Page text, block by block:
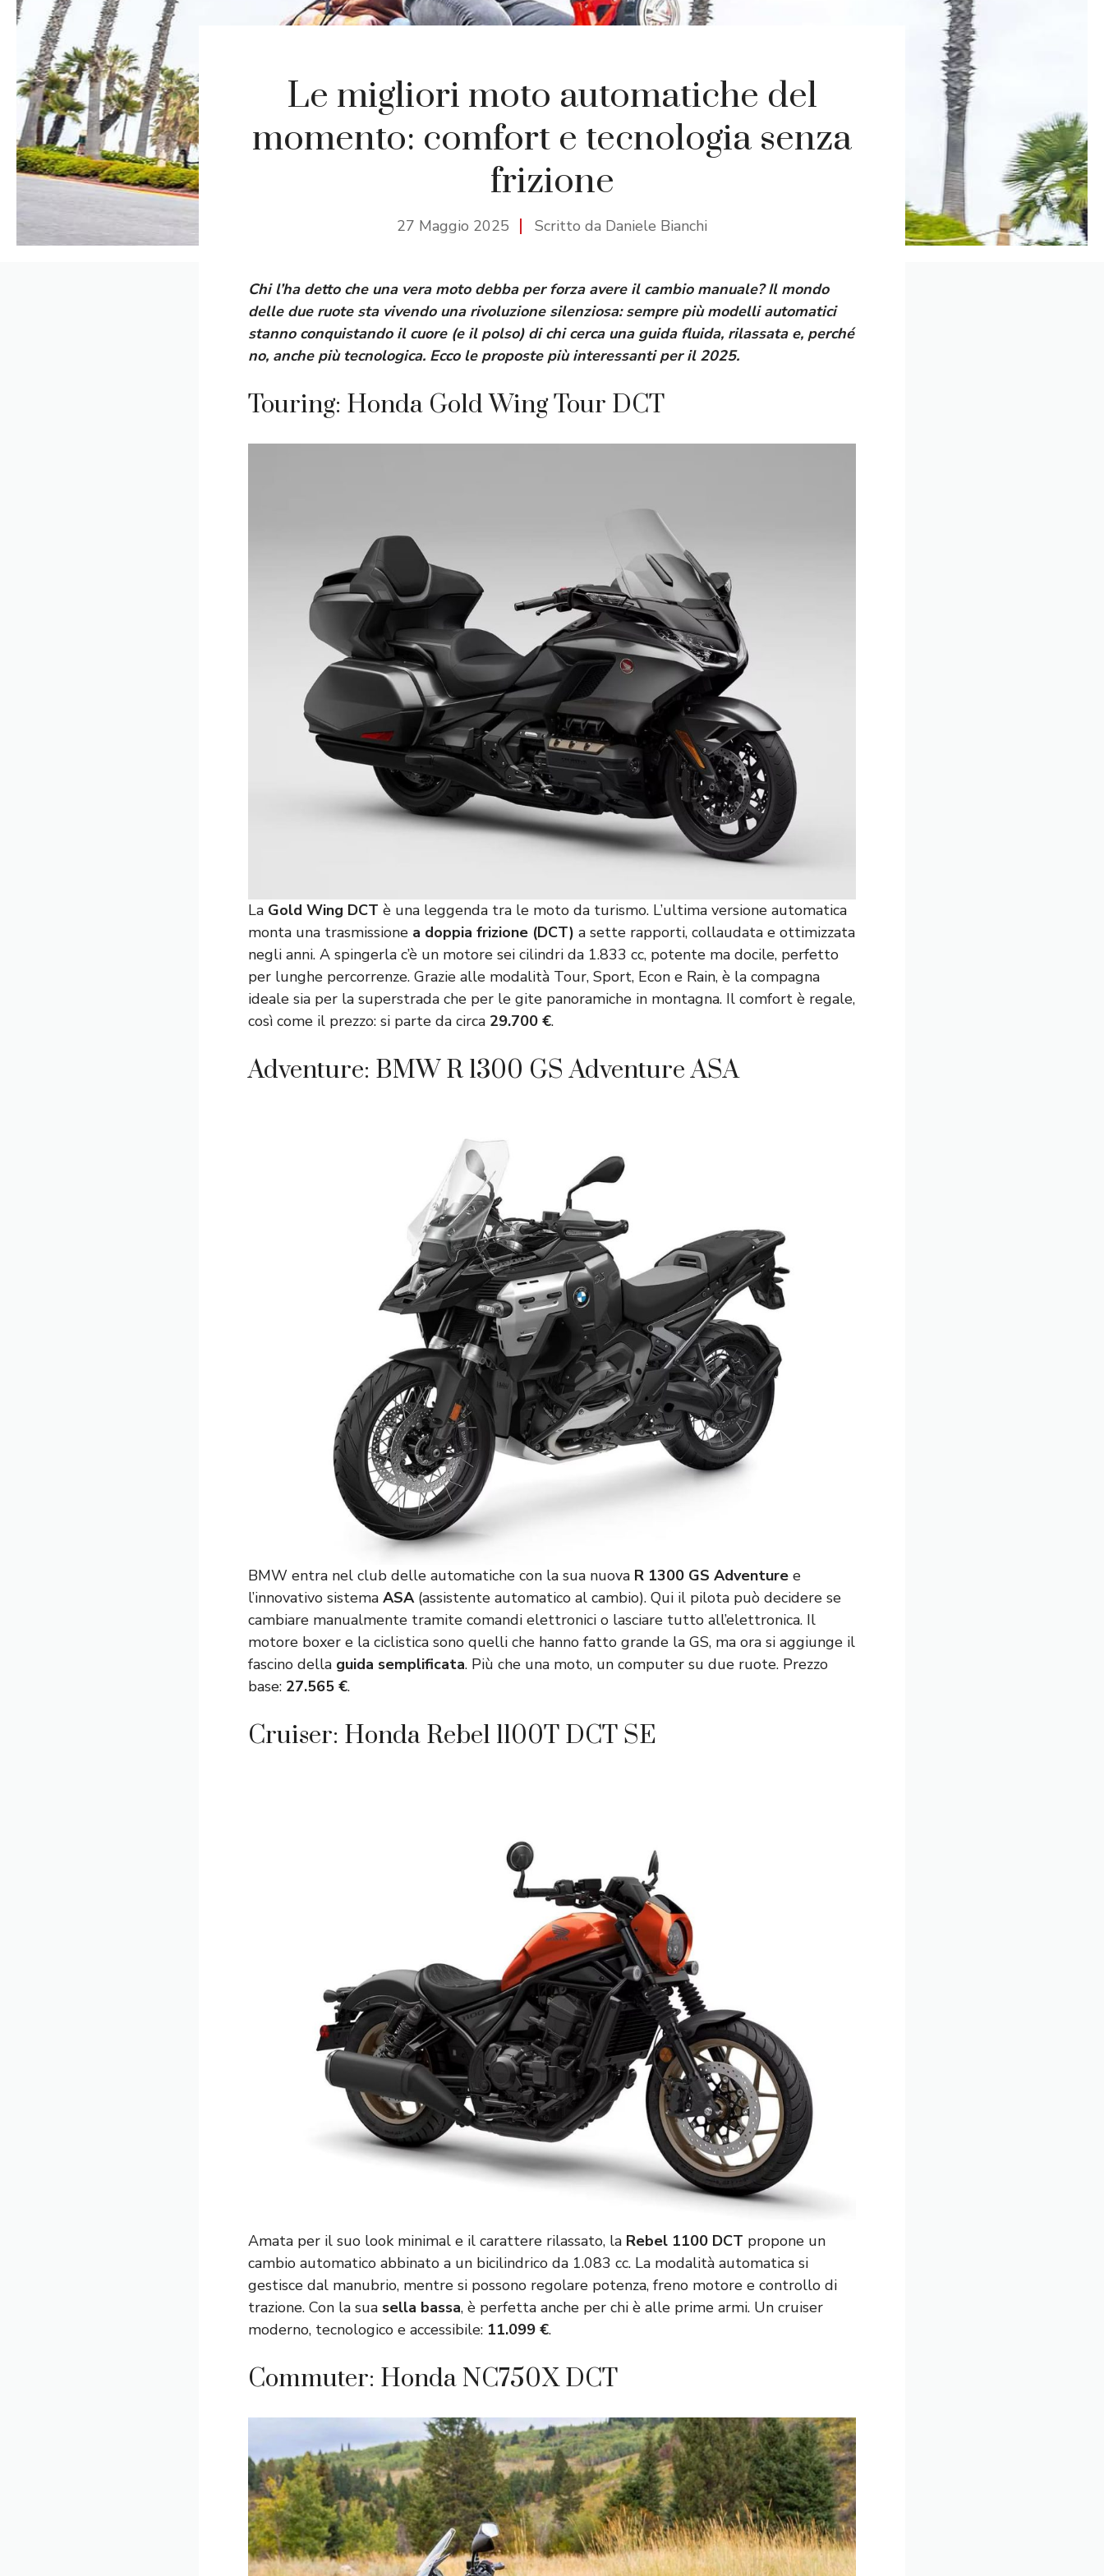
Le migliori moto automatiche del
momento: comfort e tecnologia senza
frizione
27 Maggio 2025 Scritto da Daniele Bianchi
Chi l’ha detto che una vera moto debba per forza avere il cambio manuale? Il mondo
delle due ruote sta vivendo una rivoluzione silenziosa: sempre più modelli automatici
stanno conquistando il cuore (e il polso) di chi cerca una guida fluida, rilassata e, perché
no, anche più tecnologica. Ecco le proposte più interessanti per il 2025.
Touring: Honda Gold Wing Tour DCT
La Gold Wing DCT è una leggenda tra le moto da turismo. L’ultima versione automatica
monta una trasmissione a doppia frizione (DCT) a sette rapporti, collaudata e ottimizzata
negli anni. A spingerla c’è un motore sei cilindri da 1.833 cc, potente ma docile, perfetto
per lunghe percorrenze. Grazie alle modalità Tour, Sport, Econ e Rain, è la compagna
ideale sia per la superstrada che per le gite panoramiche in montagna. Il comfort è regale,
così come il prezzo: si parte da circa 29.700 €.
Adventure: BMW R 1300 GS Adventure ASA
BMW entra nel club delle automatiche con la sua nuova R 1300 GS Adventure e
l’innovativo sistema ASA(assistente automatico al cambio). Qui il pilota può decidere se
cambiare manualmente tramite comandi elettronici o lasciare tutto all’elettronica. Il
motore boxer e la ciclistica sono quelli che hanno fatto grande la GS, ma ora si aggiunge il
fascino della guida semplificata. Più che una moto, un computer su due ruote. Prezzo
base: 27.565 €.
Cruiser: Honda Rebel 1100T DCT SE
Amata per il suo look minimal e il carattere rilassato, la Rebel 1100 DCT propone un
cambio automatico abbinato a un bicilindrico da 1.083 cc. La modalità automatica si
gestisce dal manubrio, mentre si possono regolare potenza, freno motore e controllo di
trazione. Con la sua sella bassa, è perfetta anche per chi è alle prime armi. Un cruiser
moderno, tecnologico e accessibile: 11.099 €.
Commuter: Honda NC750X DCT